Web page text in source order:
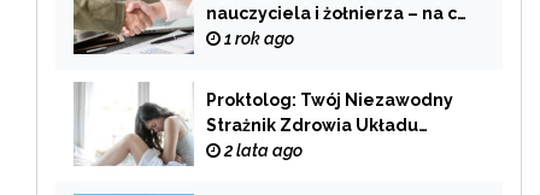
nauczyciela i żołnierza – na co
zwrócić uwagę przy wyborze
1 rok ago
Proktolog: Twój Niezawodny
Strażnik Zdrowia Układu
Pokarmowego
2 lata ago